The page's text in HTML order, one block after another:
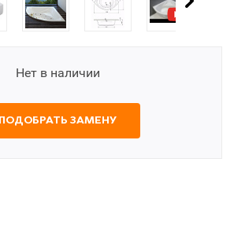
Нет в наличии
ПОДОБРАТЬ ЗАМЕНУ